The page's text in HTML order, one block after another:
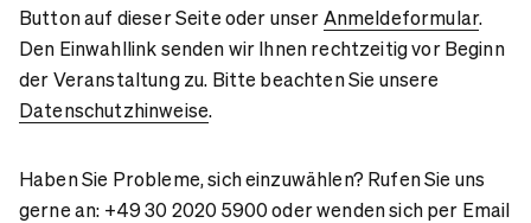
Button auf dieser Seite oder unserAnmeldeformular.
Den Einwahllink senden wir Ihnen rechtzeitig vor Beginn
der Veranstaltung zu. Bitte beachten Sie unsere
Datenschutzhinweise.
Haben Sie Probleme, sich einzuwählen? Rufen Sie uns
gerne an: +49 30 2020 5900 oder wenden sich per Email